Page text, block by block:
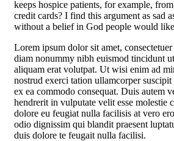
keeps hospice patients, for example,
credit cards? I find this argument as sad
without a belief in God people would
Lorem ipsum dolor sit amet,
diam nonummy nibh euismod tincidunt
aliquam erat volutpat. Ut wisi enim ad
nostrud exerci tation ullamcorper
ex ea commodo consequat. Duis autem
hendrerit in vulputate velit esse molestie
dolore eu feugiat nulla facilisis at vero
odio dignissim qui blandit praesent
duis dolore te feugait nulla facilisi.